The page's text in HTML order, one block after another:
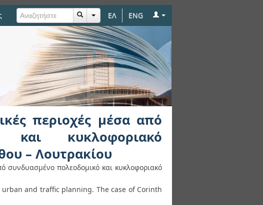
ΕΛ ENG
μέσα από συνδυασμένο
περίπτωση Κορίνθου –
περιοχές μέσα από
και κυκλοφοριακό
– Λουτρακίου
συνδυασμένο πολεοδομικό και κυκλοφοριακό
and traffic planning. The case of Corinth